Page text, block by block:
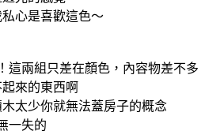
心是喜歡這色～
這兩組只差在顏色，內容物差不多
來的東西啊
太少你就無法蓋房子的概念
一失的